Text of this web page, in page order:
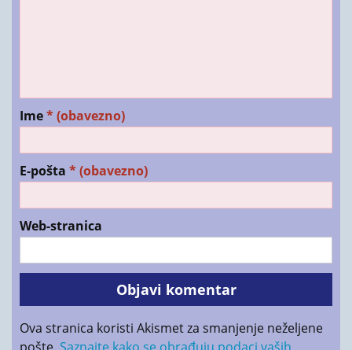
Ime* (obavezno)
E-pošta * (obavezno)
Web-stranica
Ova stranica koristi Akismet za smanjenje neželjene